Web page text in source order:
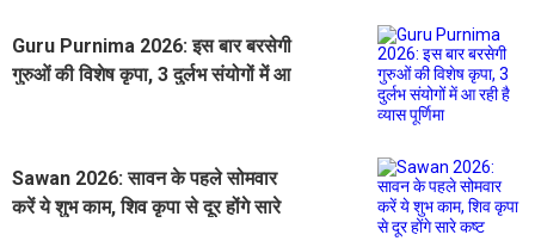
Guru Purnima 2026: इस बार बरसेगी
गुरुओं की विशेष कृपा, 3 दुर्लभ संयोगों में आ
Sawan 2026: सावन के पहले सोमवार
करें ये शुभ काम, शिव कृपा से दूर होंगे सारे